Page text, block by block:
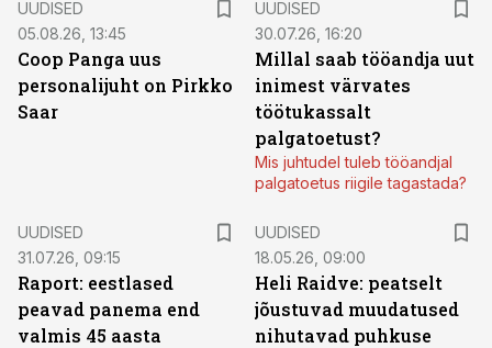
UUDISED
05.08.26, 13:45
Coop Panga uus
personalijuht on Pirkko
Saar
UUDISED
30.07.26, 16:20
Millal saab tööandja uut
inimest värvates
töötukassalt
palgatoetust?
Mis juhtudel tuleb tööandjal
palgatoetus riigile tagastada?
UUDISED
31.07.26, 09:15
Raport: eestlased
peavad panema end
valmis 45 aasta
UUDISED
18.05.26, 09:00
Heli Raidve: peatselt
jõustuvad muudatused
nihutavad puhkuse